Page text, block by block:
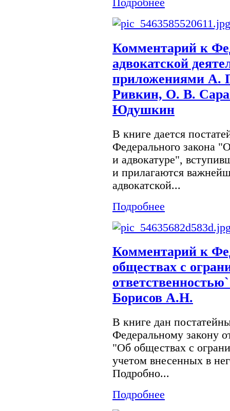
Комментарий к
адвокатской
приложениями А.
Ривкин, О. В.
Юдушкин
В книге дается
Федерального закона
и адвокатуре",
и прилагаются
адвокатской...
Подробнее
Комментарий к
обществах с
Борисов А.Н.
В книге дан
Федеральному закону
"Об обществах с
учетом внесенных в
Подробно...
Подробнее